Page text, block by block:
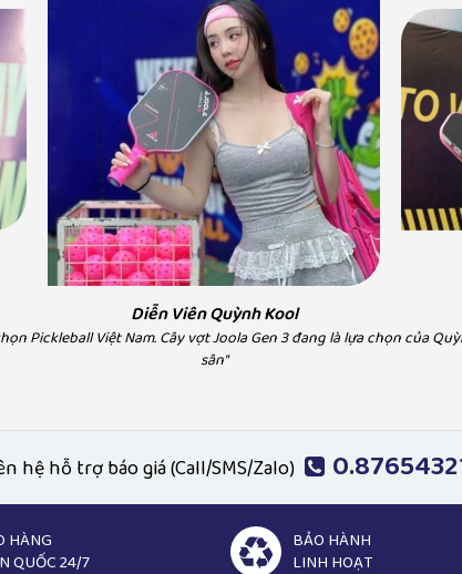
Nam rất yên tâm vì
Diễn Viên Quỳnh Kool
Pickleball Việt Nam. Cây vợt Joola Gen 3 đang là lựa chọn của
sân"
"Hà Myo lựa chọn
hệ hỗ trợ báo giá (Call/SMS/Zalo)
HÀNG
QUỐC 24/7
BẢO HÀNH
LINH HOẠT